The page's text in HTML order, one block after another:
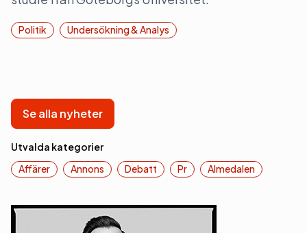
Politik Undersökning & Analys
Se alla nyheter
Utvalda kategorier
Affärer
Annons Debatt Pr Almedalen